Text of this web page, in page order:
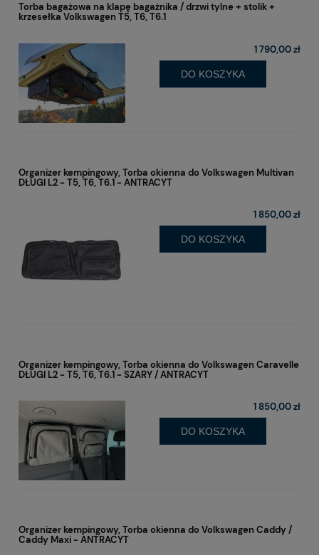
Torba bagażowa na klapę bagażnika / drzwi tylne + stolik +
krzesełka Volkswagen T5, T6, T6.1
1 790,00 zł
DO KOSZYKA
Organizer kempingowy, Torba okienna do Volkswagen Multivan
DŁUGI L2 - T5, T6, T6.1 - ANTRACYT
1 850,00 zł
DO KOSZYKA
Organizer kempingowy, Torba okienna do Volkswagen Caravelle
DŁUGI L2 - T5, T6, T6.1 - SZARY / ANTRACYT
1 850,00 zł
DO KOSZYKA
Organizer kempingowy, Torba okienna do Volkswagen Caddy /
Caddy Maxi - ANTRACYT